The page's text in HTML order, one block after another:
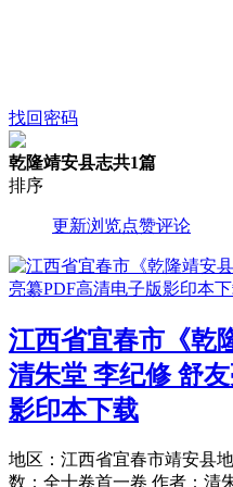
找回密码
乾隆靖安县志共1篇
排序
更新浏览点赞评论
江西省宜春市《乾
清朱堂 李纪修 舒
影印本下载
地区：江西省宜春市靖安县
数：全十卷首一卷 作者：清